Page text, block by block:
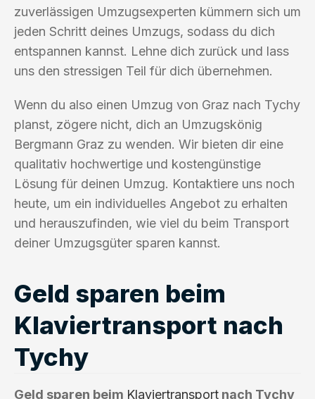
zuverlässigen Umzugsexperten kümmern sich um
jeden Schritt deines Umzugs, sodass du dich
entspannen kannst. Lehne dich zurück und lass
uns den stressigen Teil für dich übernehmen.
Wenn du also einen Umzug von Graz nach Tychy
planst, zögere nicht, dich an Umzugskönig
Bergmann Graz zu wenden. Wir bieten dir eine
qualitativ hochwertige und kostengünstige
Lösung für deinen Umzug. Kontaktiere uns noch
heute, um ein individuelles Angebot zu erhalten
und herauszufinden, wie viel du beim Transport
deiner Umzugsgüter sparen kannst.
Geld sparen beim
Klaviertransport nach
Tychy
Geld sparen beim Klaviertransport nach Tychy